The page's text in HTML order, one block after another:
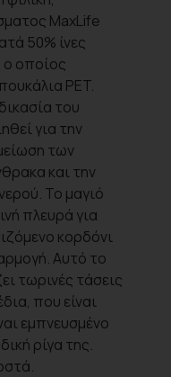
MaxLife
50% ίνες
ο οποίος
PET.
του
για την
των
και την
Το μαγιό
πλευρά για
κορδόνι
Αυτό το
τωρινές τάσεις
που είναι
εμπνευσμένο
ρίγα της.